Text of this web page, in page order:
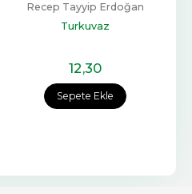
Sepete Ekle
Recep Tayyip Erdoğan
Turkuvaz
12,30